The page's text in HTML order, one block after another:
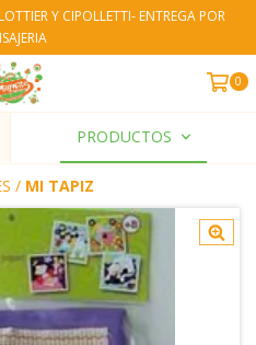
Y CIPOLLETTI- ENTREGA POR
0
PRODUCTOS
/ MI TAPIZ